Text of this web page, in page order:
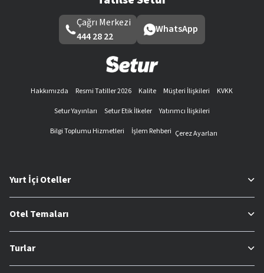
Çağrı Merkezi
444 28 22
WhatsApp
Hakkımızda Resmi Tatiller 2026 Kalite Müşteri İlişkileri
KVKK
Setur Yayınları
Setur Etik İlkeler
Yatırımcı İlişkileri
Bilgi Toplumu Hizmetleri
İşlem Rehberi Çerez Ayarları
Yurt İçi Oteller
Otel Temaları
Turlar